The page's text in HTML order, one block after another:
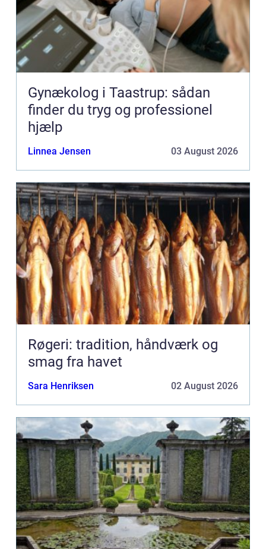
Gynækolog i Taastrup: sådan
finder du tryg og professionel
hjælp
Linnea Jensen 03 August 2026
Røgeri: tradition, håndværk og
smag fra havet
Sara Henriksen 02 August 2026